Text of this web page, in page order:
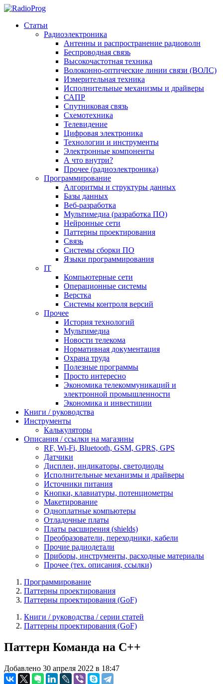
Статьи
Радиоэлектроника
Антенны и распространение радиоволн
Беспроводная связь
Высокочастотная техника
Волоконно-оптические линии связи (ВОЛС)
Измерительная техника
Исполнительные механизмы и драйверы
САПР
Спутниковая связь
Схемотехника
Телевидение
Цифровая электроника
Технологии и инструменты
Электронные компоненты
А что внутри?
Прочее (радиоэлектроника)
Программирование
Алгоритмы и структуры данных
Базы данных
Веб-разработка
Мультимедиа (разработка ПО)
Нейронные сети
Паттерны проектирования
Связь
Системы сборки ПО
Языки программирования
IT
Компьютерные сети
Операционные системы
Верстка
Системы контроля версий
Прочее
История технологий
Мультимедиа
Новости телекома
Нормативная документация
Охрана труда
Полезные программы
Просто интересно
Экономика телекоммуникаций и
электронной промышленности
Экономика и инвестиции
Книги / руководства
Инструменты
Калькуляторы
Описания / ссылки на магазины
RF, Wi-Fi, Bluetooth, GSM, GPRS, GPS
Датчики
Дисплеи, индикаторы, светодиоды
Исполнительные механизмы и драйверы
Источники питания
Кнопки, клавиатуры, потенциометры
Макетирование
Одноплатные компьютеры
Отладочные платы
Платы расширения (shields)
Преобразователи, переходники, кабели
Прочие радиодетали
Приборы, инструменты, расходные материалы
Прочее (тех. описания, ссылки)
Программирование
Паттерны проектирования
Паттерны проектирования (GoF)
Книги / руководства / серии статей
Паттерны проектирования (GoF)
Паттерн Команда на C++
Добавлено 30 апреля 2022 в 18:47